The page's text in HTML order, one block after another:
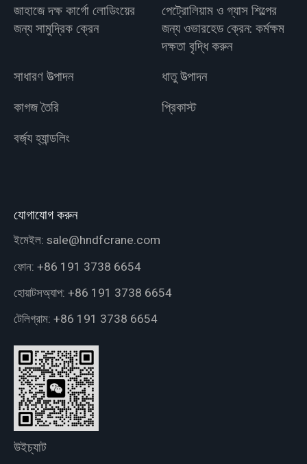
জাহাজে দক্ষ কার্গো লোডিংয়ের
জন্য সামুদ্রিক ক্রেন
পেট্রোলিয়াম ও গ্যাস শিল্পের
জন্য ওভারহেড ক্রেন: কর্মক্ষম
দক্ষতা বৃদ্ধি করুন
সাধারণ উত্পাদন
ধাতু উত্পাদন
কাগজ তৈরি
প্রিকাস্ট
বর্জ্য হ্যান্ডলিং
যোগাযোগ করুন
ইমেইল: sale@hndfcrane.com
ফোন: +86 191 3738 6654
হোয়াটসঅ্যাপ: +86 191 3738 6654
টেলিগ্রাম: +86 191 3738 6654
উইচ্যাট